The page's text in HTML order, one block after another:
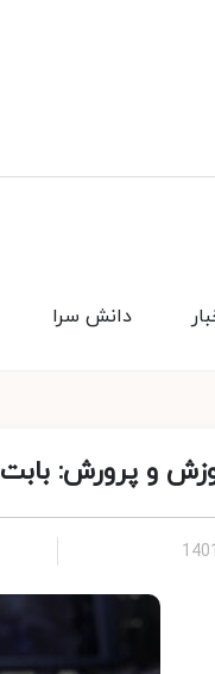
دانش سرا
و پرورش: